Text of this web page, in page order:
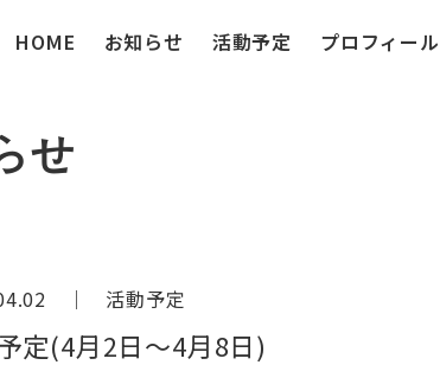
HOME お知らせ 活動予定 プロフィール
せ
｜ 活動予定
定(4月2日～4月8日)